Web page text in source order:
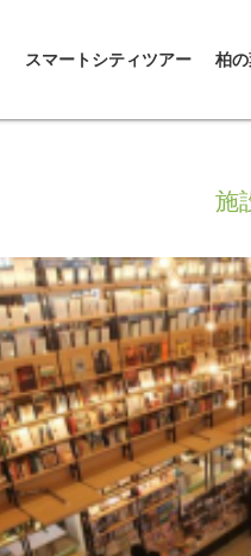
スマートシティツアー 柏
施